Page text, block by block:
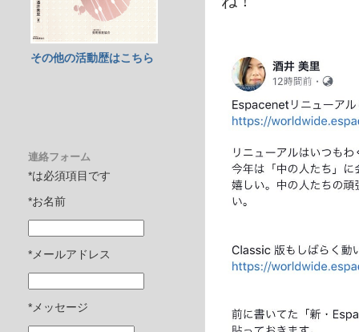
その他の活動歴はこちら
連絡フォーム
*は必須項目です
*お名前
*メールアドレス
*メッセージ